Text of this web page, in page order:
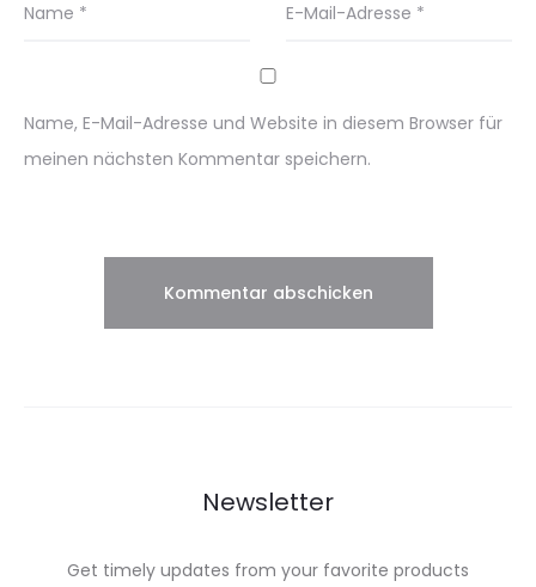
Name * E-Mail-Adresse *
Name, E-Mail-Adresse und Website in diesem Browser für
meinen nächsten Kommentar speichern.
Newsletter
Get timely updates from your favorite products